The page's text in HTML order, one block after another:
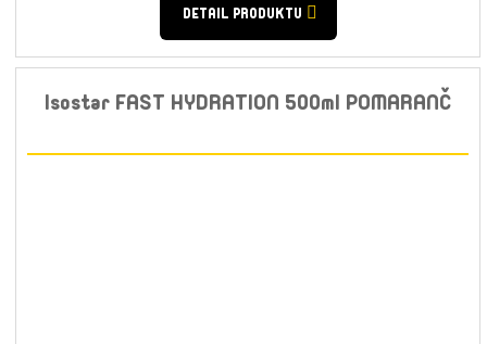
DETAIL PRODUKTU
Isostar FAST HYDRATION 500ml POMARANČ